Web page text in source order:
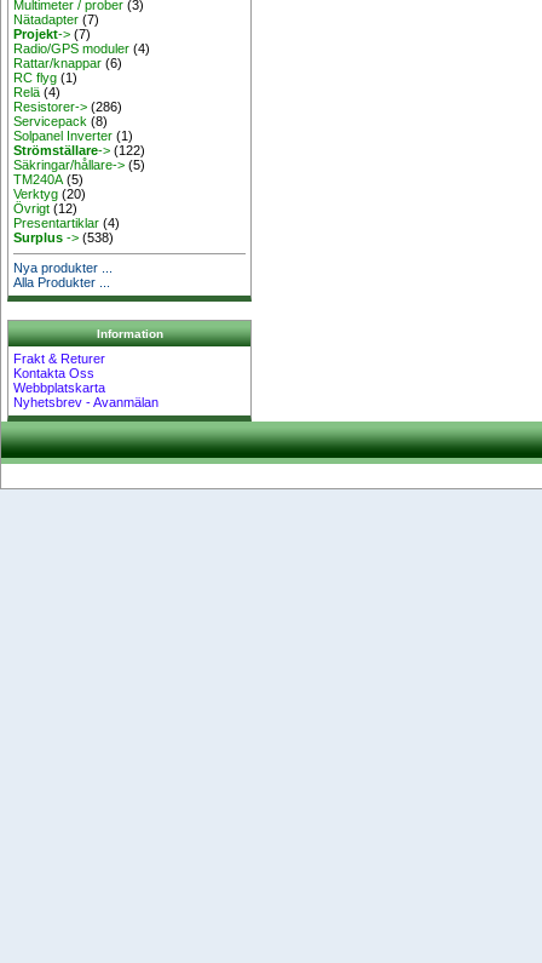
Multimeter / prober (3)
Nätadapter (7)
Projekt-> (7)
Radio/GPS moduler (4)
Rattar/knappar (6)
RC flyg (1)
Relä (4)
Resistorer-> (286)
Servicepack (8)
Solpanel Inverter (1)
Strömställare-> (122)
Säkringar/hållare-> (5)
TM240A (5)
Verktyg (20)
Övrigt (12)
Presentartiklar (4)
Surplus-> (538)
Nya produkter ...
Alla Produkter ...
Information
Frakt & Returer
Kontakta Oss
Webbplatskarta
Nyhetsbrev - Avanmälan